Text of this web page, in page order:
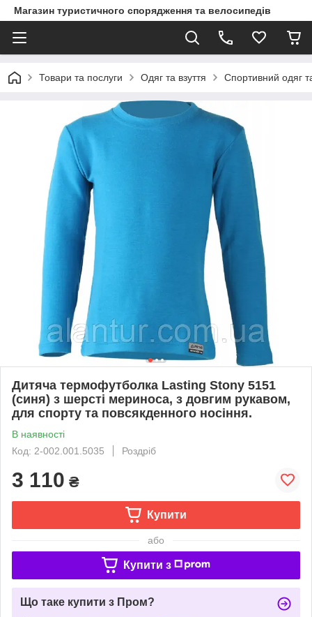
Магазин туристичного спорядження та велосипедів
Товари та послуги Одяг та взуття Спортивний одяг
Дитяча термофутболка Lasting Stony 5151
(синя) з шерсті мериноса, з довгим рукавом,
для спорту та повсякденного носіння.
В наявності
Код: 2-002.001.5035
Роздріб
3 110 ₴
Купити
або
Купити з
Що таке купити з Пром?